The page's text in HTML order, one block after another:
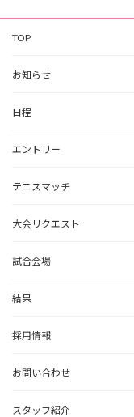
TOP
お知らせ
日程
エントリー
テニスマッチ
大会リクエスト
試合会場
結果
採用情報
お問い合わせ
スタッフ紹介